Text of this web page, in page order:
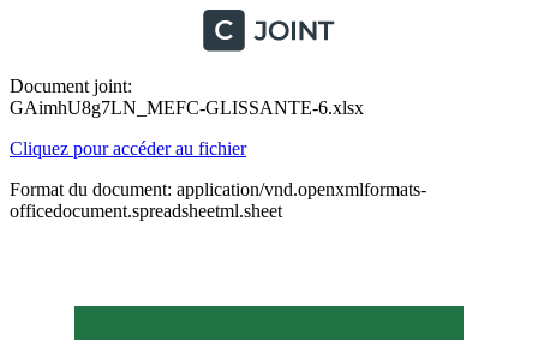
Document joint:
GAimhU8g7LN_MEFC-GLISSANTE-6.xlsx
Cliquez pour accéder au fichier
Format du document: application/vnd.openxmlformats-
officedocument.spreadsheetml.sheet